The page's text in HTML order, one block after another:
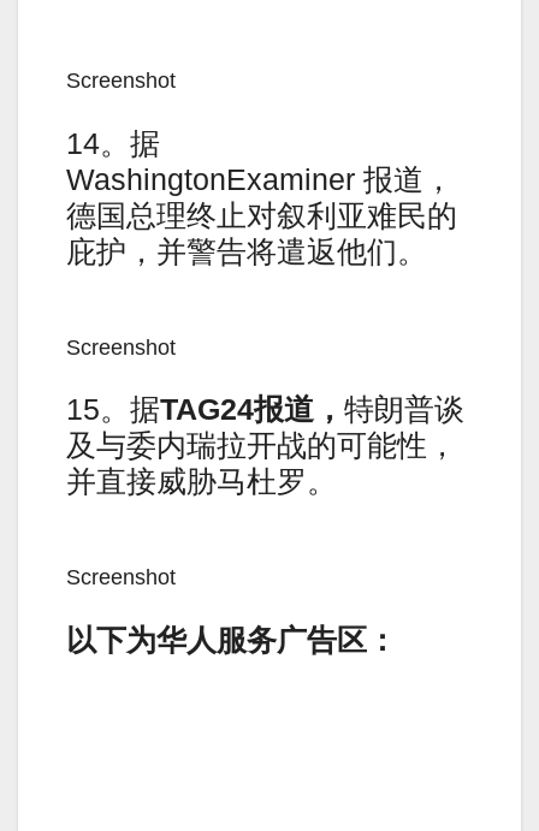
Screenshot
14。据
WashingtonExaminer 报道，
德国总理终止对叙利亚难民的
庇护，并警告将遣返他们。
Screenshot
15。据TAG24报道， 特朗普谈
及与委内瑞拉开战的可能性，
并直接威胁马杜罗。
Screenshot
以下为华人服务广告区：